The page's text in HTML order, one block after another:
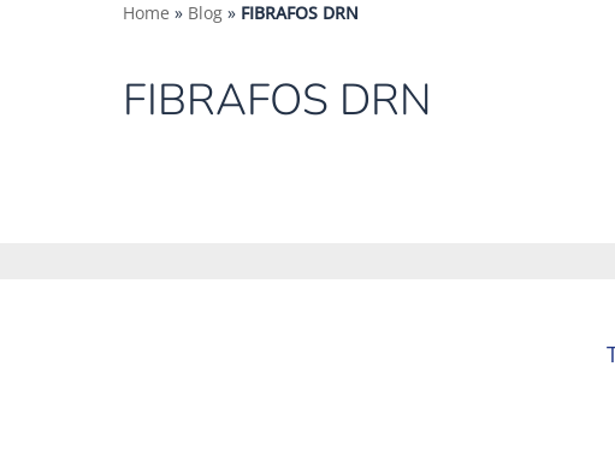
Home » Blog » FIBRAFOS DRN
FIBRAFOS DRN